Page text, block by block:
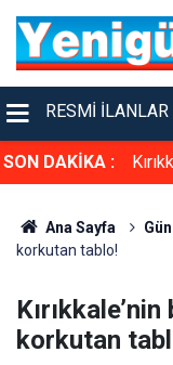
RESMI İLANLAR
SON DAKİKA :
altında ölü
Ana Sayfa
korkutan tablo!
korkutan